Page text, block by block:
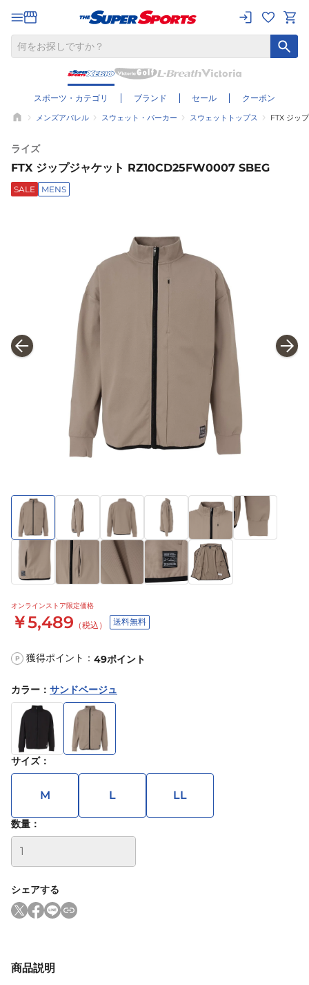
スポーツ・カテゴリ ブランド セール クーポン
メンズアパレル スウェット・パーカー スウェットトップス FTX ジッ
ライズ
FTX ジップジャケット RZ10CD25FW0007 SBEG
SALE MENS
オンラインストア限定価格
￥5,489 （税込） 送料無料
P 獲得ポイント： 49ポイント
カラー ： サンドベージュ
サイズ：
M L LL
数量：
シェアする
商品説明